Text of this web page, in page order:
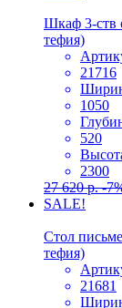
Шкаф 3-ств
тефия)
21716
1050
520
2300
27 620р. -
SALE!
Стол
тефия)
21681